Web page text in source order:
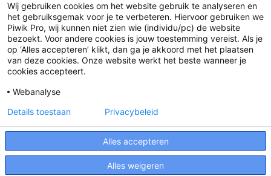
Disclaimer
Algemene voorwaarden
Cookies
Responsible Disclosure Statement
Wij gebruiken cookies om het website gebruik te analyseren en
het gebruiksgemak voor je te verbeteren. Hiervoor gebruiken we
Piwik Pro, wij kunnen niet zien wie (individu/pc) de website
bezoekt. Voor andere cookies is jouw toestemming vereist. Als je
op ‘Alles accepteren’ klikt, dan ga je akkoord met het plaatsen
van deze cookies. Onze website werkt het beste wanneer je
cookies accepteert.
Webanalyse
Alles accepteren
Alles weigeren
Details toestaan Privacybeleid